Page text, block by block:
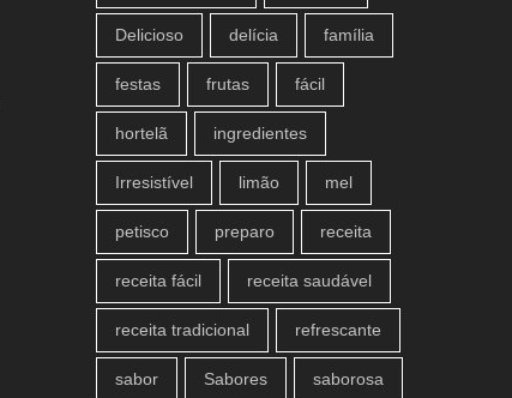
Delicioso delícia família
festas frutas fácil
hortelã ingredientes
Irresistível limão mel
petisco preparo receita
receita fácil receita saudável
receita tradicional refrescante
sabor Sabores saborosa